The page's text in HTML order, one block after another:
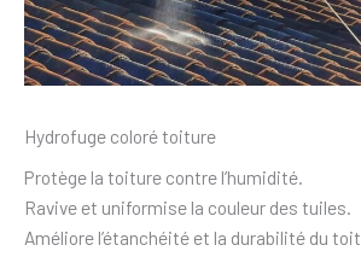
Hydrofuge coloré toiture
Protège la toiture contre l’humidité.
Ravive et uniformise la couleur des tuiles.
Améliore l’étanchéité et la durabilité du toit.